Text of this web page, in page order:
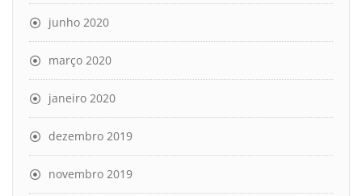
junho 2020
março 2020
janeiro 2020
dezembro 2019
novembro 2019